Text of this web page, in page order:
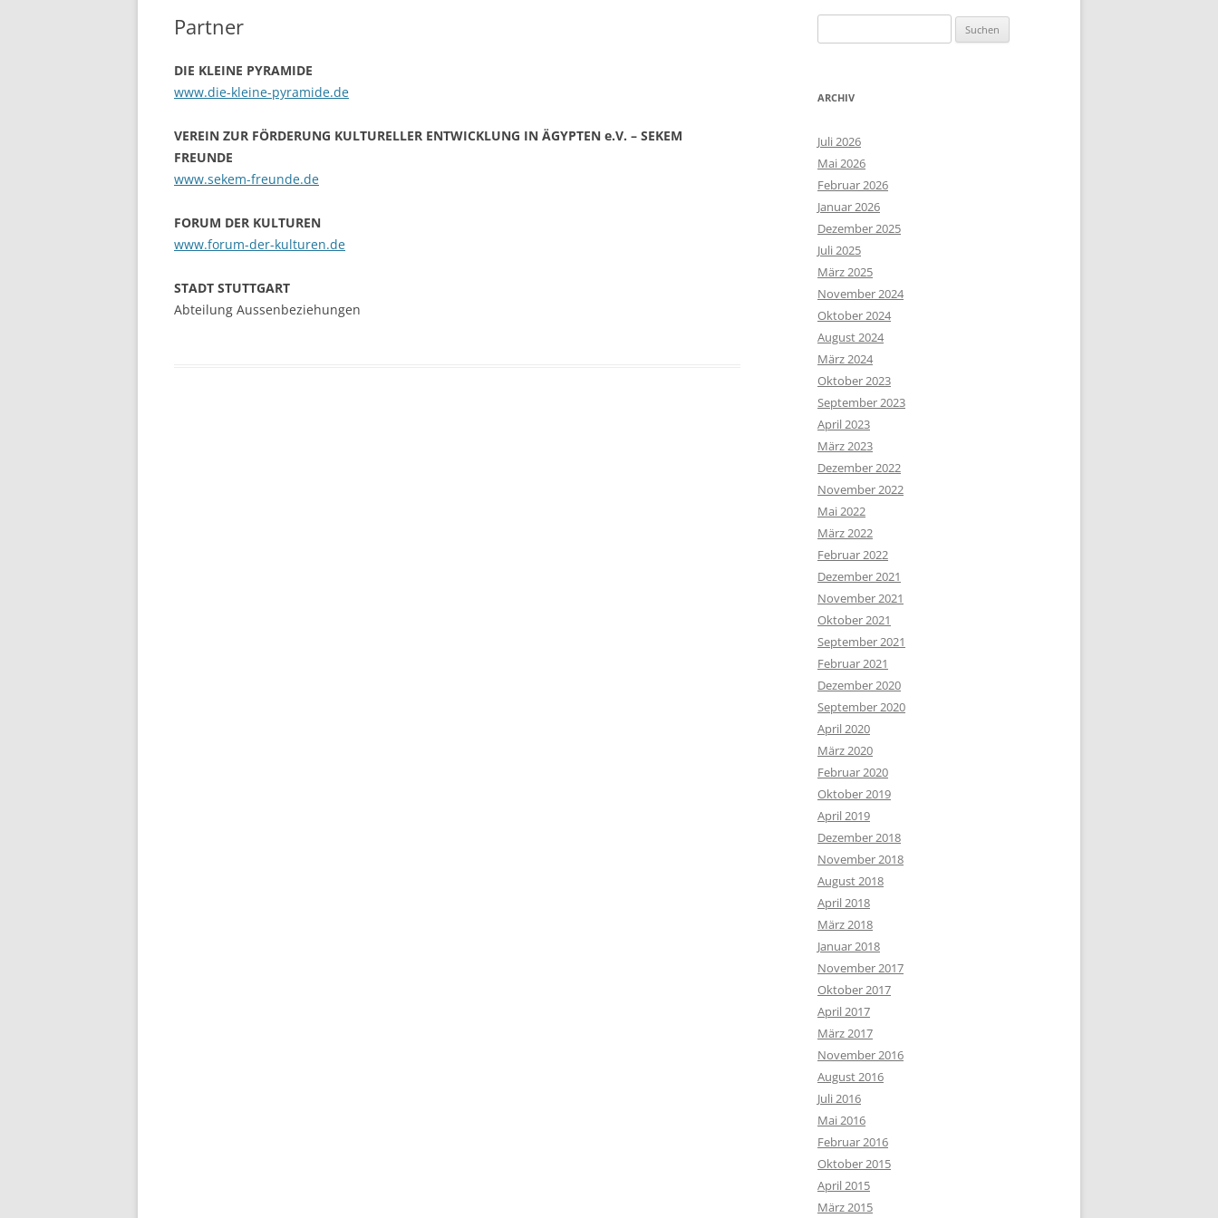
Partner
DIE KLEINE PYRAMIDE
www.die-kleine-pyramide.de
VEREIN ZUR FÖRDERUNG KULTURELLER ENTWICKLUNG IN ÄGYPTEN e.V. – SEKEM
FREUNDE
www.sekem-freunde.de
FORUM DER KULTUREN
www.forum-der-kulturen.de
STADT STUTTGART
Abteilung Aussenbeziehungen
nach:
ARCHIV
Juli 2026
Mai 2026
Februar 2026
Januar 2026
Dezember 2025
Juli 2025
März 2025
November 2024
Oktober 2024
August 2024
März 2024
Oktober 2023
September 2023
April 2023
März 2023
Dezember 2022
November 2022
Mai 2022
März 2022
Februar 2022
Dezember 2021
November 2021
Oktober 2021
September 2021
Februar 2021
Dezember 2020
September 2020
April 2020
März 2020
Februar 2020
Oktober 2019
April 2019
Dezember 2018
November 2018
August 2018
April 2018
März 2018
Januar 2018
November 2017
Oktober 2017
April 2017
März 2017
November 2016
August 2016
Juli 2016
Mai 2016
Februar 2016
Oktober 2015
April 2015
März 2015